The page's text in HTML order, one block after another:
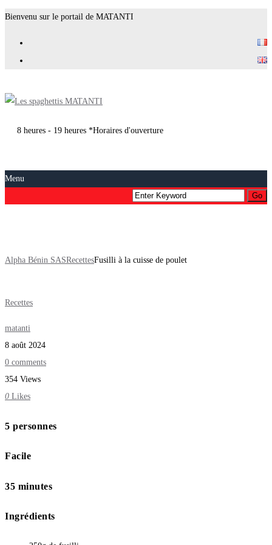
Bienvenu sur le portail de MATANTI
8 heures - 19 heures *Horaires d'ouverture
Menu
Alpha Bénin SASRecettesFusilli à la cuisse de poulet
Recettes
matanti
8 août 2024
0 comments
354 Views
0 Likes
5 personnes
Facile
35 minutes
Ingrédients